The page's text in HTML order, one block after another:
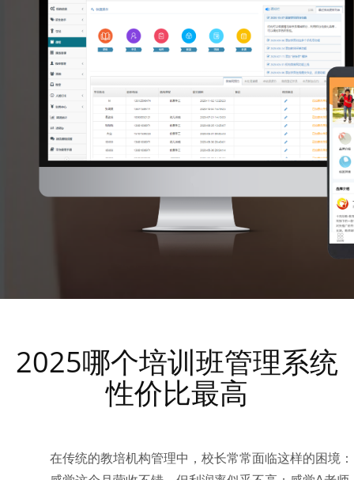
2025哪个培训班管理系统
性价比最高
在传统的教培机构管理中，校长常常面临这样的困境：